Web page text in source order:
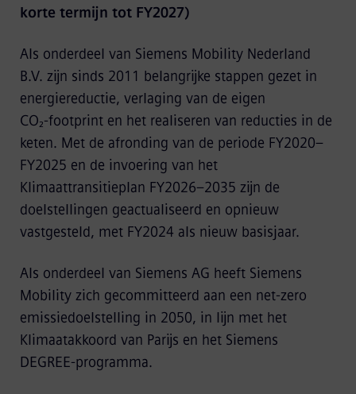
korte termijn tot FY2027)
Als onderdeel van Siemens Mobility Nederland
B.V. zijn sinds 2011 belangrijke stappen gezet in
energiereductie, verlaging van de eigen
CO₂‑footprint en het realiseren van reducties in de
keten. Met de afronding van de periode FY2020–
FY2025 en de invoering van het
Klimaattransitieplan FY2026–2035 zijn de
doelstellingen geactualiseerd en opnieuw
vastgesteld, met FY2024 als nieuw basisjaar.
Als onderdeel van Siemens AG heeft Siemens
Mobility zich gecommitteerd aan een net-zero
emissiedoelstelling in 2050, in lijn met het
Klimaatakkoord van Parijs en het Siemens
DEGREE-programma.